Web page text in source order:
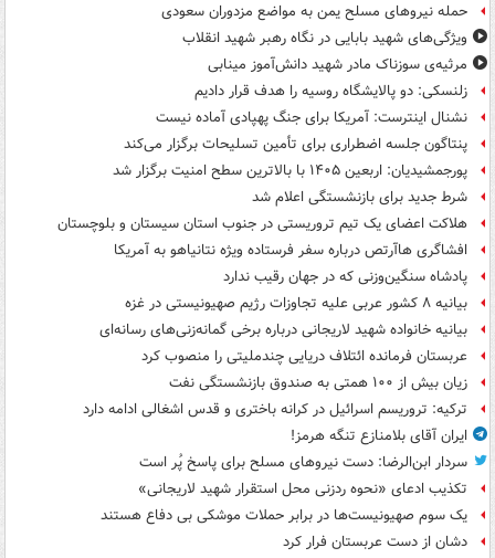
حمله نیروهای مسلح یمن به مواضع مزدوران سعودی
ویژگی‌های شهید بابایی در نگاه رهبر شهید انقلاب
مرثیه‌ی سوزناک مادر شهید دانش‌آموز مینابی
زلنسکی: دو پالایشگاه روسیه را هدف قرار دادیم
نشنال اینترست: آمریکا برای جنگ پهپادی آماده نیست
پنتاگون جلسه اضطراری برای تأمین تسلیحات برگزار می‌کند
پورجمشیدیان: اربعین ۱۴۰۵ با بالاترین سطح امنیت برگزار شد
شرط جدید برای بازنشستگی اعلام شد
هلاکت اعضای یک تیم تروریستی در جنوب استان سیستان و بلوچستان
افشاگری هاآرتص درباره سفر فرستاده ویژه نتانیاهو به آمریکا
پادشاه سنگین‌وزنی که در جهان رقیب ندارد
بیانیه ۸ کشور عربی علیه تجاوزات رژیم صهیونیستی در غزه
بیانیه خانواده شهید لاریجانی درباره برخی گمانه‌زنی‌های رسانه‌ای
عربستان فرمانده ائتلاف دریایی چندملیتی را منصوب کرد
زیان بیش از ۱۰۰ همتی به صندوق‌ بازنشستگی نفت
ترکیه: تروریسم اسرائیل در کرانه باختری و قدس اشغالی ادامه دارد
ایران آقای بلامنازع تنگه هرمز!
سردار ابن‌الرضا: دست نیروهای مسلح برای پاسخ پُر است
تکذیب ادعای «نحوه ردزنی محل استقرار شهید لاریجانی»
یک‌ سوم صهیونیست‌ها در برابر حملات موشکی بی دفاع هستند
دشان از دست عربستان فرار کرد